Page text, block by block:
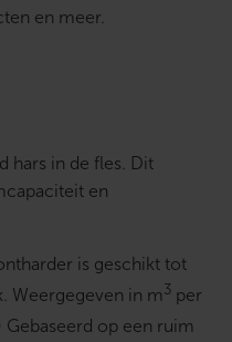
en meer.
hars in de fles. Dit
en
is geschikt tot
Weergegeven in m3 per
op een ruim